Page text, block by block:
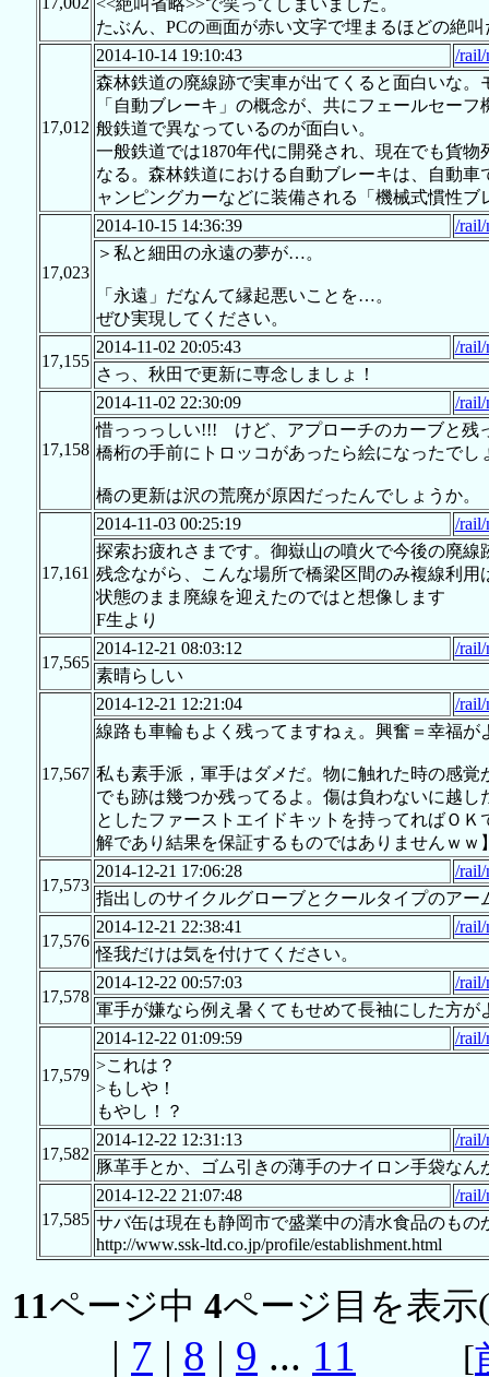
<<絶叫省略>>で笑ってしまいました。
たぶん、PCの画面が赤い文字で埋まるほどの絶
17,012
2014-10-14 19:10:43
/rail/
森林鉄道の廃線跡で実車が出てくると面白いな
「自動ブレーキ」の概念が、共にフェールセー
般鉄道で異なっているのが面白い。
一般鉄道では1870年代に開発され、現在でも貨
なる。森林鉄道における自動ブレーキは、自動
ャンピングカーなどに装備される「機械式慣性
17,023
2014-10-15 14:36:39
/rail/
＞私と細田の永遠の夢が…。
「永遠」だなんて縁起悪いことを…。
ぜひ実現してください。
17,155
2014-11-02 20:05:43
/rail/
さっ、秋田で更新に専念しましょ！
17,158
2014-11-02 22:30:09
/rail/
惜っっっしい!!! けど、アプローチのカーブと残
橋桁の手前にトロッコがあったら絵になったでし
橋の更新は沢の荒廃が原因だったんでしょうか。
17,161
2014-11-03 00:25:19
/rail/
探索お疲れさまです。御嶽山の噴火で今後の廃
残念ながら、こんな場所で橋梁区間のみ複線利
状態のまま廃線を迎えたのではと想像します
F生より
17,565
2014-12-21 08:03:12
/rail/
素晴らしい
17,567
2014-12-21 12:21:04
/rail/
線路も車輪もよく残ってますねぇ。興奮＝幸福が
私も素手派，軍手はダメだ。物に触れた時の感
でも跡は幾つか残ってるよ。傷は負わないに越
としたファーストエイドキットを持ってればＯ
解であり結果を保証するものではありませんｗ
17,573
2014-12-21 17:06:28
/rail/
指出しのサイクルグローブとクールタイプのア
17,576
2014-12-21 22:38:41
/rail/
怪我だけは気を付けてください。
17,578
2014-12-22 00:57:03
/rail/
軍手が嫌なら例え暑くてもせめて長袖にした方
17,579
2014-12-22 01:09:59
/rail/
>これは？
>もしや！
もやし！？
17,582
2014-12-22 12:31:13
/rail/
豚革手とか、ゴム引きの薄手のナイロン手袋なん
17,585
2014-12-22 21:07:48
/rail/
サバ缶は現在も静岡市で盛業中の清水食品のもの
http://www.ssk-ltd.co.jp/profile/establishment.html
11ページ中 4ページ目を表示
| 7 | 8 | 9 ... 11 [